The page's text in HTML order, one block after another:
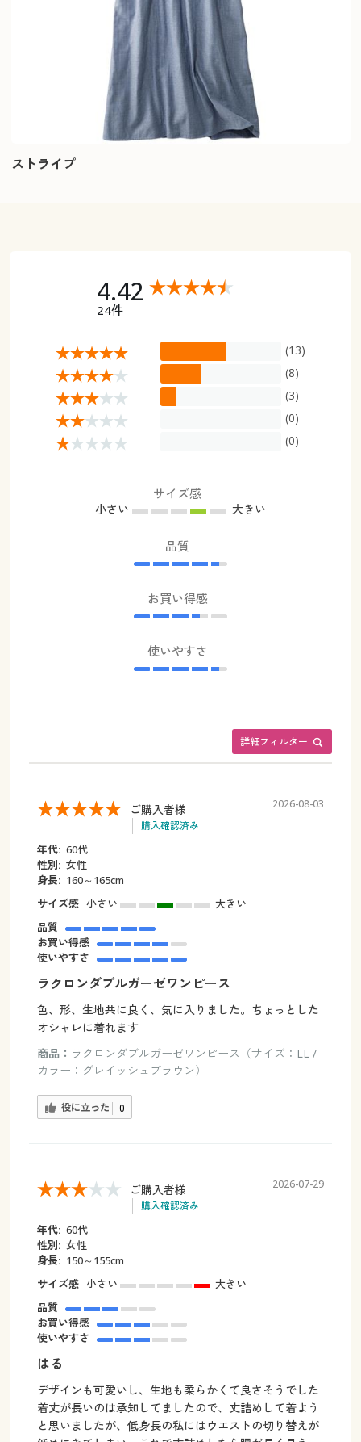
ストライプ
4.42
24件
(13)
(8)
(3)
(0)
(0)
サイズ感
小さい 大きい
品質
お買い得感
使いやすさ
詳細フィルター
ご購入者様
購入確認済み
2026-08-03
年代: 60代
性別: 女性
身長: 160～165cm
サイズ感 小さい
大きい
品質
お買い得感
使いやすさ
ラクロンダブルガーゼワンピース
色、形、生地共に良く、気に入りました。ちょっとした
オシャレに着れます
商品： ラクロンダブルガーゼワンピース（サイズ：LL /
カラー：グレイッシュブラウン）
役に立った 0
ご購入者様
購入確認済み
2026-07-29
年代: 60代
性別: 女性
身長: 150～155cm
サイズ感 小さい
大きい
品質
お買い得感
使いやすさ
はる
デザインも可愛いし、生地も柔らかくて良さそうでした
着丈が長いのは承知してましたので、丈詰めして着よう
と思いましたが、低身長の私にはウエストの切り替えが